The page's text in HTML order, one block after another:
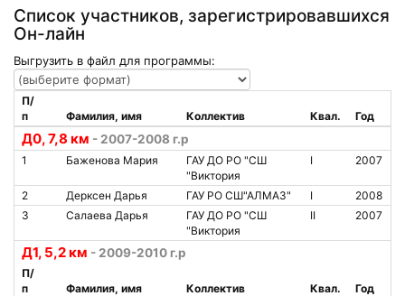
Список участников, зарегистрировавшихся
Он-лайн
Выгрузить в файл для программы:
Д0, 7,8 км - 2007-2008 г.р
П/
п
Фамилия, имя Коллектив Квал. Год
1 Баженова Мария
ГАУ ДО РО "СШ
"Виктория
I 2007
2 Дерксен Дарья ГАУ РО СШ"АЛМАЗ" I
2008
3
Салаева Дарья
ГАУ ДО РО "СШ
"Виктория
II 2007
Д1, 5,2 км - 2009-2010 г.р
П/
п
Фамилия, имя Коллектив Квал.
Год